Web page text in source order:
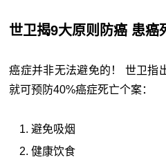
世卫揭9大原则防癌 患癌
癌症并非无法避免的！ 世卫指
就可预防40%癌症死亡个案：
避免吸烟
健康饮食